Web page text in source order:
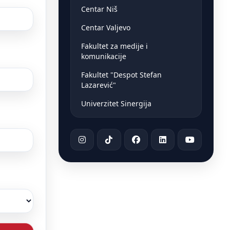
Centar Niš
Centar Valjevo
Fakultet za medije i
komunikacije
Fakultet "Despot Stefan
Lazarević"
Univerzitet Sinergija